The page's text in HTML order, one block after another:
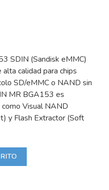
SDIN (Sandisk eMMC)
calidad para chips
SD/eMMC o NAND sin
MR BGA153 es
Visual NAND
y Flash Extractor (Soft